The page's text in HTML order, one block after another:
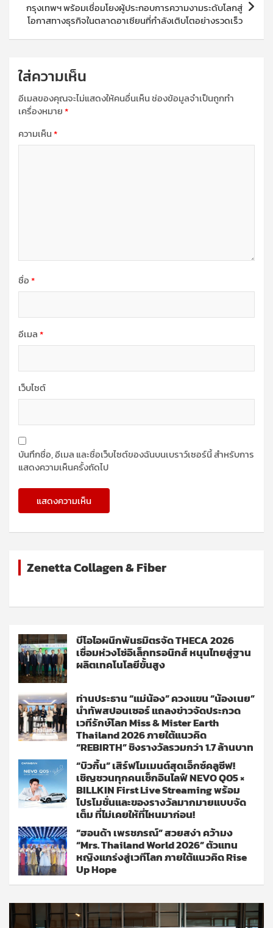
กรุงเทพฯ พร้อมเชื่อมโยงผู้ประกอบการความงามระดับโลกสู่
โอกาสทางธุรกิจในตลาดอาเซียนที่กำลังเติบโตอย่างรวดเร็ว
ใส่ความเห็น
อีเมลของคุณจะไม่แสดงให้คนอื่นเห็นช่องข้อมูลจำเป็นถูกทำ
เครื่องหมาย*
ความเห็น*
ชื่อ*
อีเมล*
เว็บไซต์
บันทึกชื่อ, อีเมล และชื่อเว็บไซต์ของฉันบนเบราว์เซอร์นี้ สำหรับการ
แสดงความเห็นครั้งถัดไป
Zenetta Collagen & Fiber
บีโอไอผนึกพันธมิตรจัด THECA 2026
เชื่อมห่วงโซ่อิเล็กทรอนิกส์ หนุนไทยสู่ฐาน
ผลิตเทคโนโลยีขั้นสูง
ท่านประธาน “แม่น้อง” ควงแขน “น้องเนย”
นำทัพสปอนเซอร์ แถลงข่าวจัดประกวด
เวทีรักษ์โลก Miss & Mister Earth
Thailand 2026 ภายใต้แนวคิด
“REBIRTH” ชิงรางวัลรวมกว่า 1.7 ล้านบาท
“บิวกิ้น” เสิร์ฟโมเมนต์สุดเอ็กซ์คลูซีฟ!
เชิญชวนทุกคนเช็กอินไลฟ์ NEVO Q05 ×
BILLKIN First Live Streaming พร้อม
โปรโมชั่นและของรางวัลมากมายแบบจัด
เต็ม ที่ไม่เคยให้ที่ไหนมาก่อน!
“ฮอนด้า เพรชภรณ์” สวยสง่า คว้ามง
“Mrs. Thailand World 2026” ตัวแทน
หญิงแกร่งสู่เวทีโลก ภายใต้แนวคิด Rise
Up Hope